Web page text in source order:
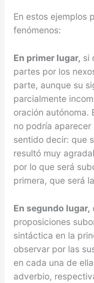
En estos ejemplos
fenómenos:
En primer lugar, si
partes por los
parte, aunque su
parcialmente
oración autónoma.
no podría
sentido decir: que
resultó muy
por lo que será
primera, que será
En segundo lugar,
proposiciones
sintáctica en la
observar por las
en cada una de
adverbio,